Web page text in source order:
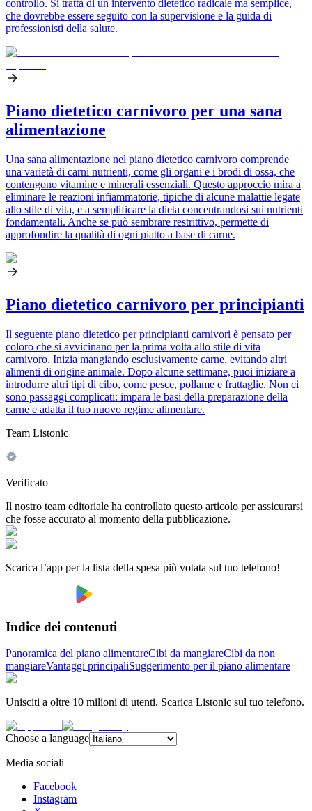
controllo. Si tratta di un intervento dietetico radicale ma semplice,
che dovrebbe essere seguito con la supervisione e la guida di
professionisti della salute.
Piano dietetico carnivoro per una sana
alimentazione
Una sana alimentazione nel piano dietetico carnivoro comprende
una varietà di carni nutrienti, come gli organi e i brodi di ossa, che
contengono vitamine e minerali essenziali. Questo approccio mira a
eliminare le reazioni infiammatorie, tipiche di alcune malattie legate
allo stile di vita, e a semplificare la dieta concentrandosi sui nutrienti
fondamentali. Anche se può sembrare restrittivo, permette di
approfondire la qualità di ogni piatto a base di carne.
Piano dietetico carnivoro per principianti
Il seguente piano dietetico per principianti carnivori è pensato per
coloro che si avvicinano per la prima volta allo stile di vita
carnivoro. Inizia mangiando esclusivamente carne, evitando altri
alimenti di origine animale. Dopo alcune settimane, puoi iniziare a
introdurre altri tipi di cibo, come pesce, pollame e frattaglie. Non ci
sono passaggi complicati: impara le basi della preparazione della
carne e adatta il tuo nuovo regime alimentare.
Team Listonic
Verificato
Il nostro team editoriale ha controllato questo articolo per assicurarsi
che fosse accurato al momento della pubblicazione.
Scarica l’app per la lista della spesa più votata sul tuo telefono!
Indice dei contenuti
Panoramica del piano alimentareCibi da mangiareCibi da non
mangiareVantaggi principaliSuggerimento per il piano alimentare
Unisciti a oltre 10 milioni di utenti. Scarica Listonic sul tuo telefono.
Choose a language
Media sociali
Facebook
Instagram